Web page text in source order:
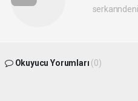
Okuyucu Yorumları (0)